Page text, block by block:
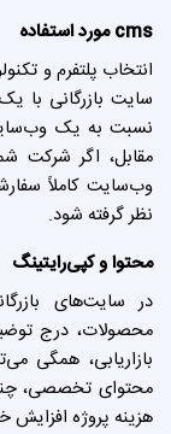
cms مورد استفاده
انتخاب پلتفرم و
نسبت به یک
مقابل، اگر شرکت
وب‌سایت کاملاً
نظر گرفته شود.
محتوا و کپی‌رایتینگ
در سایت‌های
محصولات، درج
بازاریابی، همگی
محتوای تخصصی،
هزینه پروژه افزایش